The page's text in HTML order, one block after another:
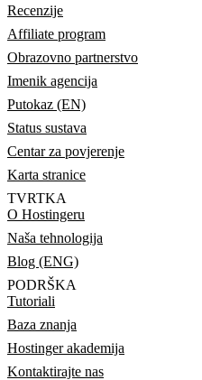
Recenzije
Affiliate program
Obrazovno partnerstvo
Imenik agencija
Putokaz (EN)
Status sustava
Centar za povjerenje
Karta stranice
TVRTKA
O Hostingeru
Naša tehnologija
Blog (ENG)
PODRŠKA
Tutoriali
Baza znanja
Hostinger akademija
Kontaktirajte nas